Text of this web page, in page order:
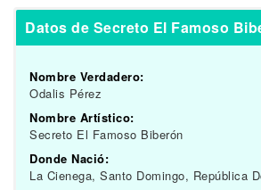
Datos de Secreto El Famoso
Nombre Verdadero:
Odalis Pérez
Nombre Artístico:
Secreto El Famoso Biberón
Donde Nació:
La Cienega, Santo Domingo, República